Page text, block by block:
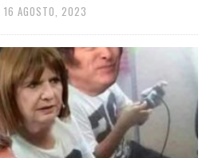
16 AGOSTO, 2023